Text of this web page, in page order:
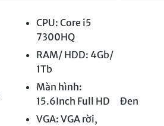
CPU: Core i5
7300HQ
RAM/ HDD: 4Gb/
1Tb
Màn hình:
15.6Inch Full HD
VGA: VGA rời,
Đen